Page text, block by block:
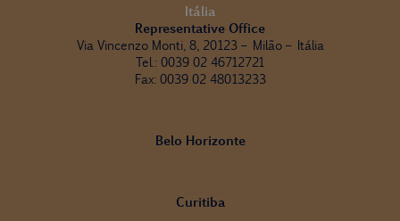
Itália
Representative Office
Via Vincenzo Monti, 8, 20123 – Milão – Itália
Tel.: 0039 02 46712721
Fax: 0039 02 48013233
Belo Horizonte
Curitiba